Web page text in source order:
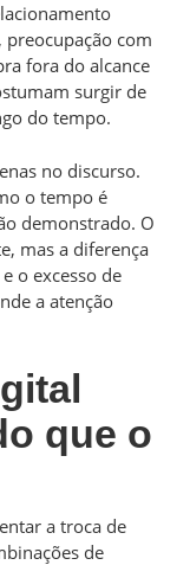
com
fora do alcance
surgir de
do tempo.
no discurso.
o tempo é
demonstrado. O
mas a diferença
o excesso de
a atenção
que o
a troca de
de